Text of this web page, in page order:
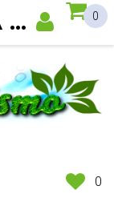
0
0
ALTERNANTHERA REINECKII 'ROSEAFOLIA' PLANTA DE AQUÁRIO